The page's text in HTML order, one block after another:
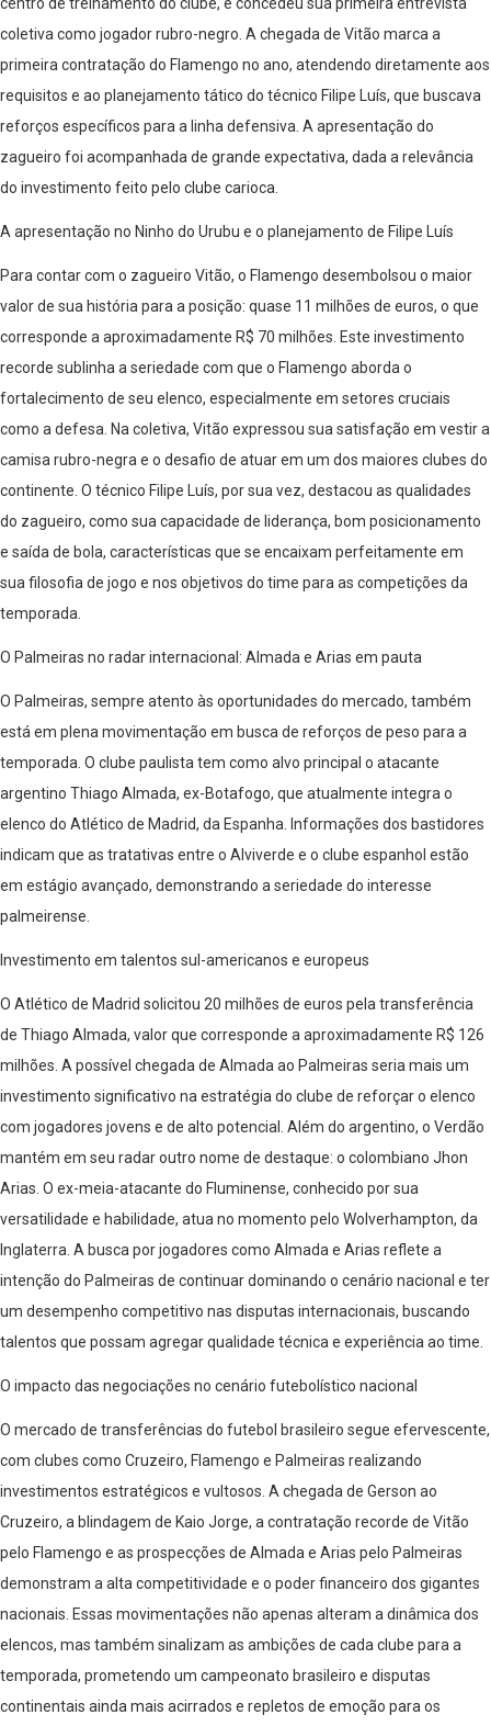
coletiva como jogador rubro-negro. A chegada de Vitão marca a
primeira contratação do Flamengo no ano, atendendo diretamente aos
requisitos e ao planejamento tático do técnico Filipe Luís, que buscava
reforços específicos para a linha defensiva. A apresentação do
zagueiro foi acompanhada de grande expectativa, dada a relevância
do investimento feito pelo clube carioca.
A apresentação no Ninho do Urubu e o planejamento de Filipe Luís
Para contar com o zagueiro Vitão, o Flamengo desembolsou o maior
valor de sua história para a posição: quase 11 milhões de euros, o que
corresponde a aproximadamente R$ 70 milhões. Este investimento
recorde sublinha a seriedade com que o Flamengo aborda o
fortalecimento de seu elenco, especialmente em setores cruciais
como a defesa. Na coletiva, Vitão expressou sua satisfação em vestir a
camisa rubro-negra e o desafio de atuar em um dos maiores clubes do
continente. O técnico Filipe Luís, por sua vez, destacou as qualidades
do zagueiro, como sua capacidade de liderança, bom posicionamento
e saída de bola, características que se encaixam perfeitamente em
sua filosofia de jogo e nos objetivos do time para as competições da
temporada.
O Palmeiras no radar internacional: Almada e Arias em pauta
O Palmeiras, sempre atento às oportunidades do mercado, também
está em plena movimentação em busca de reforços de peso para a
temporada. O clube paulista tem como alvo principal o atacante
argentino Thiago Almada, ex-Botafogo, que atualmente integra o
elenco do Atlético de Madrid, da Espanha. Informações dos bastidores
indicam que as tratativas entre o Alviverde e o clube espanhol estão
em estágio avançado, demonstrando a seriedade do interesse
palmeirense.
Investimento em talentos sul-americanos e europeus
O Atlético de Madrid solicitou 20 milhões de euros pela transferência
de Thiago Almada, valor que corresponde a aproximadamente R$ 126
milhões. A possível chegada de Almada ao Palmeiras seria mais um
investimento significativo na estratégia do clube de reforçar o elenco
com jogadores jovens e de alto potencial. Além do argentino, o Verdão
mantém em seu radar outro nome de destaque: o colombiano Jhon
Arias. O ex-meia-atacante do Fluminense, conhecido por sua
versatilidade e habilidade, atua no momento pelo Wolverhampton, da
Inglaterra. A busca por jogadores como Almada e Arias reflete a
intenção do Palmeiras de continuar dominando o cenário nacional e ter
um desempenho competitivo nas disputas internacionais, buscando
talentos que possam agregar qualidade técnica e experiência ao time.
O impacto das negociações no cenário futebolístico nacional
O mercado de transferências do futebol brasileiro segue efervescente,
com clubes como Cruzeiro, Flamengo e Palmeiras realizando
investimentos estratégicos e vultosos. A chegada de Gerson ao
Cruzeiro, a blindagem de Kaio Jorge, a contratação recorde de Vitão
pelo Flamengo e as prospecções de Almada e Arias pelo Palmeiras
demonstram a alta competitividade e o poder financeiro dos gigantes
nacionais. Essas movimentações não apenas alteram a dinâmica dos
elencos, mas também sinalizam as ambições de cada clube para a
temporada, prometendo um campeonato brasileiro e disputas
continentais ainda mais acirrados e repletos de emoção para os